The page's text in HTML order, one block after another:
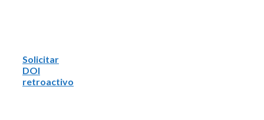
Solicitar
DOI
retroactivo